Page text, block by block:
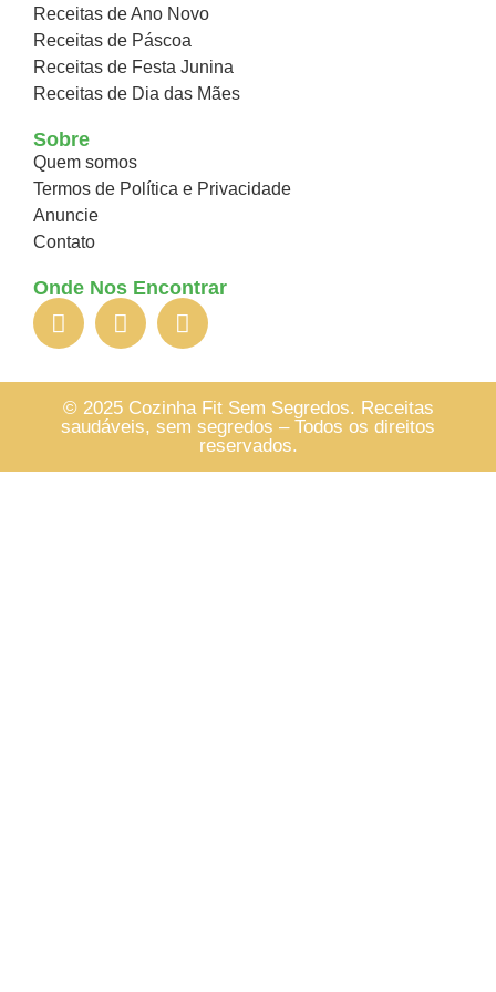
Receitas de Ano Novo
Receitas de Páscoa
Receitas de Festa Junina
Receitas de Dia das Mães
Sobre
Quem somos
Termos de Política e Privacidade
Anuncie
Contato
Onde Nos Encontrar
© 2025 Cozinha Fit Sem Segredos. Receitas
saudáveis, sem segredos – Todos os direitos
reservados.